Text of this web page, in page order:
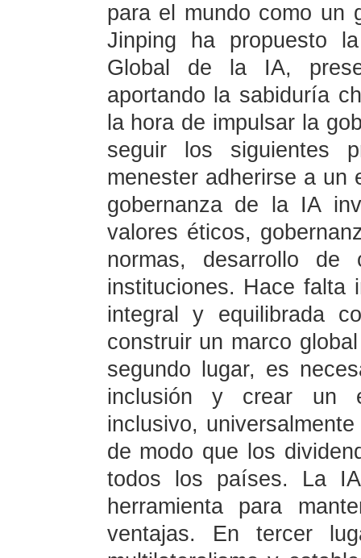
para el mundo como un
Jinping ha propuesto
Global de la IA,
aportando la sabiduría
la hora de impulsar la
seguir los siguientes
menester adherirse a un
gobernanza de la IA
valores éticos,
normas, desarrollo de
instituciones. Hace falta
integral y equilibrada
construir un marco
segundo lugar, es
inclusión y crear un
inclusivo,
de modo que los
todos los países. La
herramienta para
ventajas. En tercer